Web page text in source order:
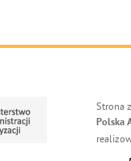
Strona
Polska